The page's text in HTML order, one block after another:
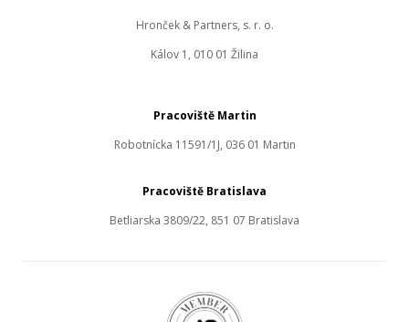
Pracoviště Martin
Robotnícka 11591/1J, 036 01 Martin
Hronček & Partners, s. r. o.
Kálov 1, 010 01 Žilina
Pracoviště Bratislava
Betliarska 3809/22, 851 07 Bratislava